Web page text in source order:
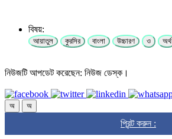
বিষয়:
আয়াতুল কুরসির বাংলা উচ্চারণ ও অর্থ
নিউজটি আপডেট করেছেন: নিউজ ডেস্ক।
অ অ
প্রিন্ট করুন :